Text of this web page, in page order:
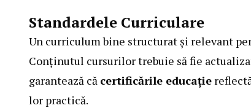
Standardele Curriculare
Un curriculum bine structurat și relevant
Conținutul cursurilor trebuie să fie
garantează că certificările educație
lor practică.